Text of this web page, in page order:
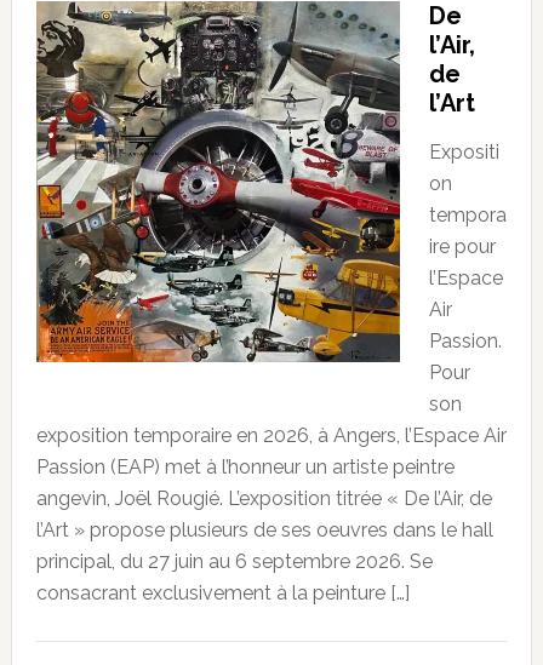
De
l’Air,
de
l’Art
Expositi
on
tempora
ire pour
l’Espace
Air
Passion.
Pour
son
exposition temporaire en 2026, à Angers, l’Espace Air
Passion (EAP) met à l’honneur un artiste peintre
angevin, Joël Rougié. L’exposition titrée « De l’Air, de
l’Art » propose plusieurs de ses oeuvres dans le hall
principal, du 27 juin au 6 septembre 2026. Se
consacrant exclusivement à la peinture […]